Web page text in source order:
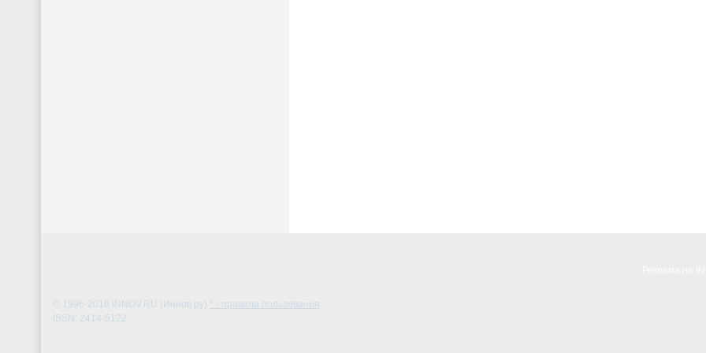
© 1996-2018 INNOV.RU (Иннов.ру) * - правила пользования
ISSN: 2414-5122